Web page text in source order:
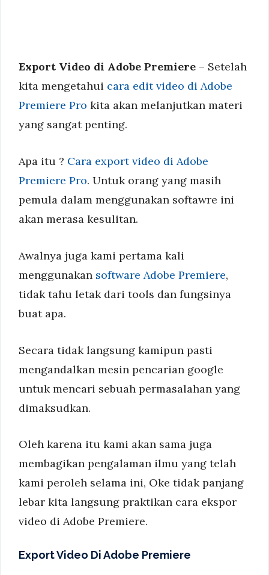
Export Video di Adobe Premiere – Setelah
kita mengetahui cara edit video di Adobe
Premiere Pro kita akan melanjutkan materi
yang sangat penting.
Apa itu ? Cara export video di Adobe
Premiere Pro. Untuk orang yang masih
pemula dalam menggunakan softawre ini
akan merasa kesulitan.
Awalnya juga kami pertama kali
menggunakan software Adobe Premiere,
tidak tahu letak dari tools dan fungsinya
buat apa.
Secara tidak langsung kamipun pasti
mengandalkan mesin pencarian google
untuk mencari sebuah permasalahan yang
dimaksudkan.
Oleh karena itu kami akan sama juga
membagikan pengalaman ilmu yang telah
kami peroleh selama ini, Oke tidak panjang
lebar kita langsung praktikan cara ekspor
video di Adobe Premiere.
Export Video Di Adobe Premiere